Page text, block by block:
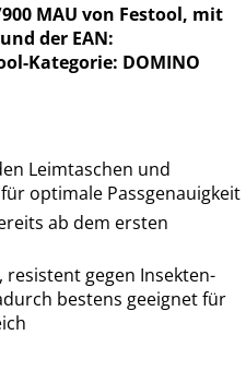
MAU von Festool, mit
der EAN:
Kategorie: DOMINO
Leimtaschen und
optimale Passgenauigkeit
ab dem ersten
resistent gegen Insekten-
bestens geeignet für